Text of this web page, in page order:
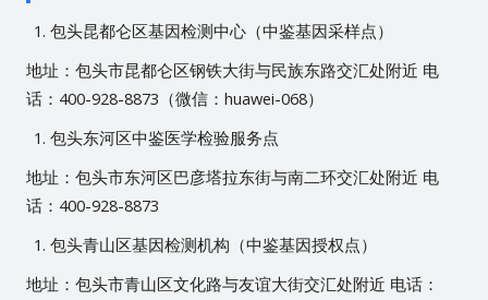
包头昆都仑区基因检测中心（中鉴基因采样点）
地址：包头市昆都仑区钢铁大街与民族东路交汇处附近 电
话：400-928-8873（微信：huawei-068）
包头东河区中鉴医学检验服务点
地址：包头市东河区巴彦塔拉东街与南二环交汇处附近 电
话：400-928-8873
包头青山区基因检测机构（中鉴基因授权点）
地址：包头市青山区文化路与友谊大街交汇处附近 电话：